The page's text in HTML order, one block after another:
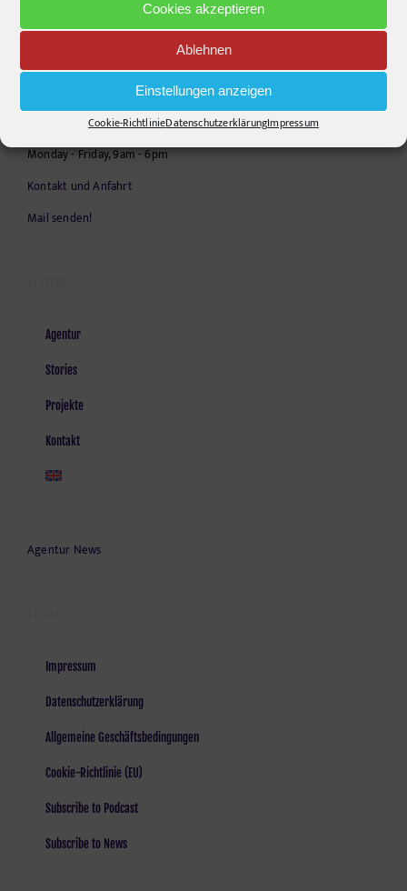
Cookies akzeptieren
Ablehnen
Einstellungen anzeigen
Cookie-RichtlinieDatenschutzerklärungImpressum
Krefelder Straße 11A
+49306860203
Opening Hours:
Monday - Friday, 9am - 6pm
Kontakt und Anfahrt
Mail senden!
Agentur
Stories
Projekte
Kontakt
Agentur News
Impressum
Datenschutzerklärung
Allgemeine Geschäftsbedingungen
Cookie-Richtlinie (EU)
Subscribe to Podcast
Subscribe to News